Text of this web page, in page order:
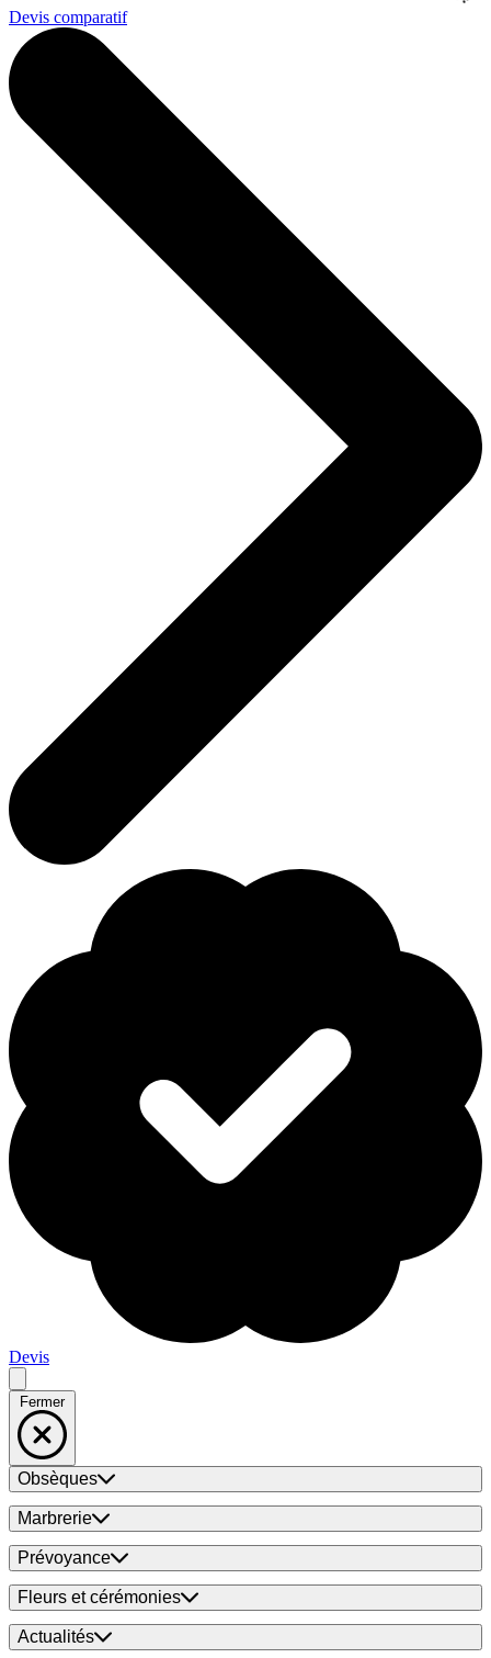
Devis comparatif
Devis
Fermer
Obsèques
Marbrerie
Prévoyance
Fleurs et cérémonies
Actualités